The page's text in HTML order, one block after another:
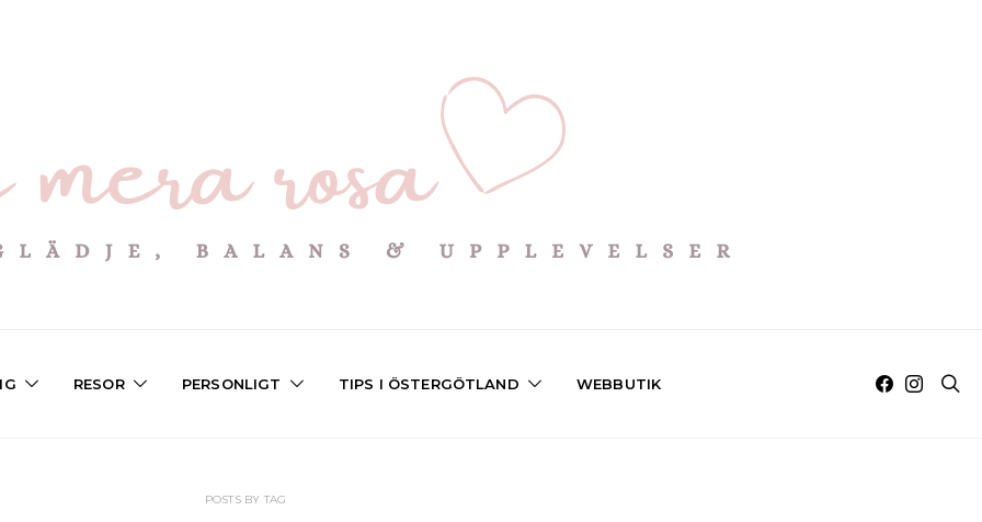
RESOR PERSONLIGT TIPS I ÖSTERGÖTLAND WEBBUTIK
POSTS BY TAG